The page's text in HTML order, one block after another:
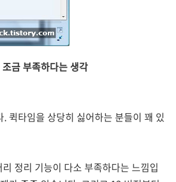
금 부족하다는 생각
퀵타임을 상당히 싫어하는 분들이 꽤 있
정리 기능이 다소 부족하다는 느낌입